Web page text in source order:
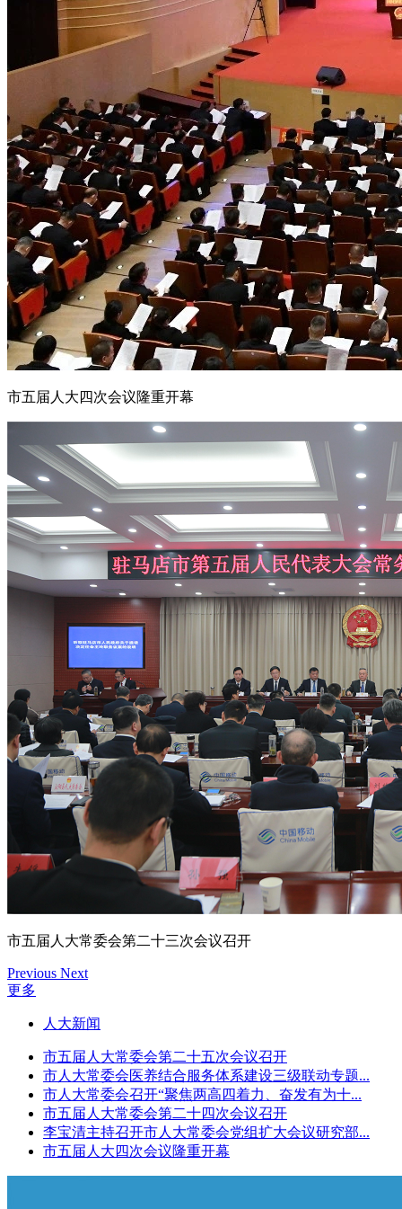
市五届人大四次会议隆重开幕
市五届人大常委会第二十三次会议召开
Previous Next
更多
人大新闻
市五届人大常委会第二十五次会议召开
市人大常委会医养结合服务体系建设三级联动专题...
市人大常委会召开“聚焦两高四着力、奋发有为十...
市五届人大常委会第二十四次会议召开
李宝清主持召开市人大常委会党组扩大会议研究部...
市五届人大四次会议隆重开幕